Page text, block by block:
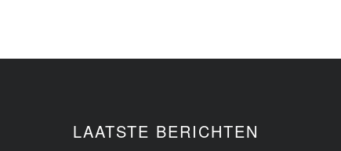
LAATSTE BERICHTEN